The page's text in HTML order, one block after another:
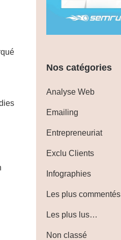
Nos catégories
Analyse Web
Emailing
Entrepreneuriat
Exclu Clients
Infographies
Les plus commentés
Les plus lus…
Non classé